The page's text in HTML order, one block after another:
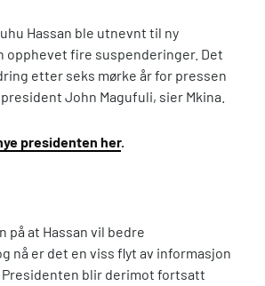
Hassan ble utnevnt til ny
opphevet fire suspenderinger. Det
etter seks mørke år for pressen
John Magufuli, sier Mkina.
presidenten her.
på at Hassan vil bedre
nå er det en viss flyt av informasjon
blir derimot fortsatt